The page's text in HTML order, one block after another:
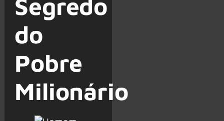
Segredo
do
Pobre
Milionário